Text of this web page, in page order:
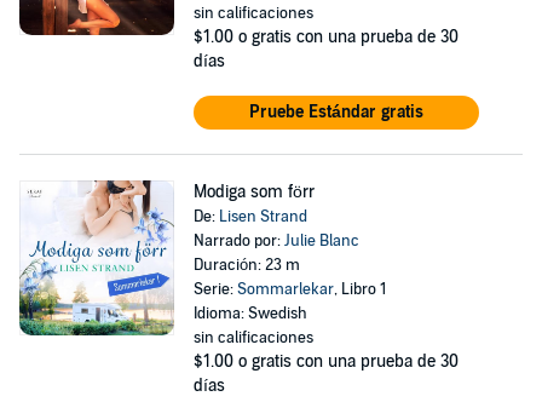
sin calificaciones
$1.00 o gratis con una prueba de 30
días
Pruebe Estándar gratis
Modiga som förr
De: Lisen Strand
Narrado por:Julie Blanc
Duración: 23 m
Serie:Sommarlekar, Libro 1
Idioma: Swedish
sin calificaciones
$1.00 o gratis con una prueba de 30
días